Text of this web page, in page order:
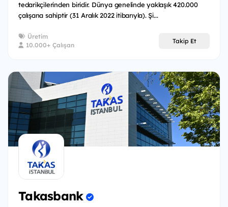
tedarikçilerinden biridir. Dünya genelinde yaklaşık 420.000
çalışana sahiptir (31 Aralık 2022 itibarıyla). Şi...
Üretim
10.000+ Çalışan
Takip Et
Takasbank